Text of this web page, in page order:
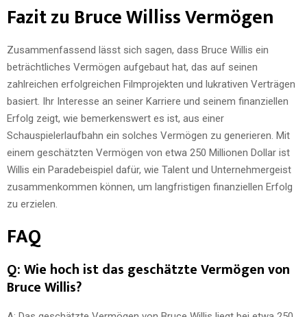
Fazit zu Bruce Williss Vermögen
Zusammenfassend lässt sich sagen, dass Bruce Willis ein
beträchtliches Vermögen aufgebaut hat, das auf seinen
zahlreichen erfolgreichen Filmprojekten und lukrativen Verträgen
basiert. Ihr Interesse an seiner Karriere und seinem finanziellen
Erfolg zeigt, wie bemerkenswert es ist, aus einer
Schauspielerlaufbahn ein solches Vermögen zu generieren. Mit
einem geschätzten Vermögen von etwa 250 Millionen Dollar ist
Willis ein Paradebeispiel dafür, wie Talent und Unternehmergeist
zusammenkommen können, um langfristigen finanziellen Erfolg
zu erzielen.
FAQ
Q: Wie hoch ist das geschätzte Vermögen von
Bruce Willis?